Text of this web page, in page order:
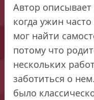
Автор описывает
когда ужин
мог найти
потому что
нескольких
заботиться о
было